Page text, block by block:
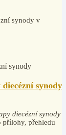
synody v
synody
diecézní synody
přílohy, přehledu